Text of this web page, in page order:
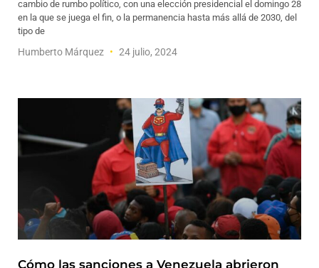
cambio de rumbo político, con una elección presidencial el domingo 28
en la que se juega el fin, o la permanencia hasta más allá de 2030, del
tipo de
Humberto Márquez 24 julio, 2024
Cómo las sanciones a Venezuela abrieron